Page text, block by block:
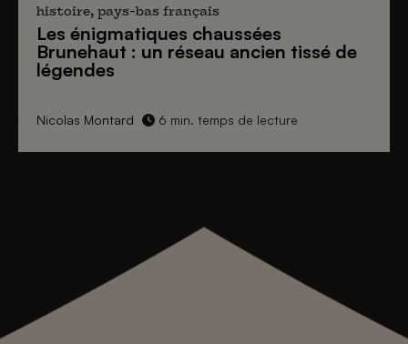
histoire, pays-bas français
Les énigmatiques chaussées
Brunehaut : un réseau ancien tissé de
légendes
Nicolas Montard 6 min. temps de lecture